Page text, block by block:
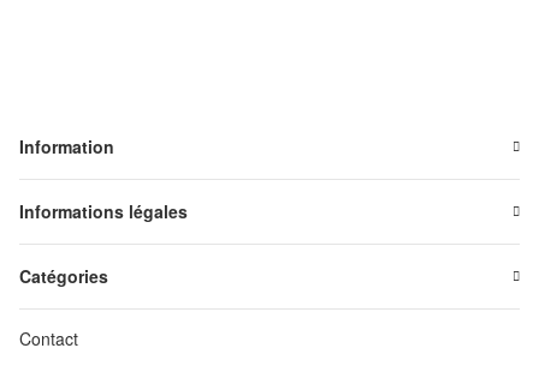
Information
Informations légales
Catégories
Contact